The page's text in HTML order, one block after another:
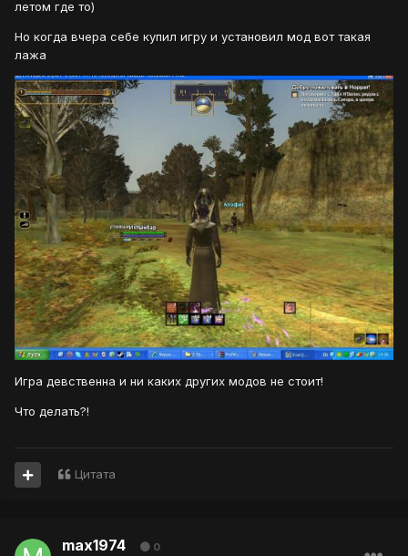
летом где то)
Но когда вчера себе купил игру и установил мод вот такая
лажа
Игра девственна и ни каких других модов не стоит!
Что делать?!
Цитата
max1974 0